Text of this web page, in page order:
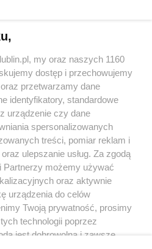
z treści
my oraz naszych 1160
dostęp i przechowujemy
przetwarzamy dane
identyfikatory, standardowe
urządzenie czy dane
spersonalizowanych
treści, pomiar reklam i
ulepszanie usług. Za zgodą
Partnerzy możemy używać
oraz aktywnie
urządzenia do celów
Twoją prywatność, prosimy
technologii poprzez
jest dobrowolna i zawsze